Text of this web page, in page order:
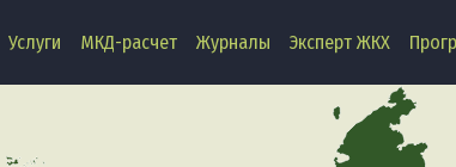
Услуги МКД-расчет Журналы Эксперт ЖКХ